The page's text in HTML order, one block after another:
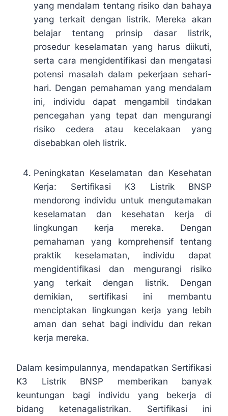
yang mendalam tentang risiko dan bahaya
yang terkait dengan listrik. Mereka akan
belajar tentang prinsip dasar listrik,
prosedur keselamatan yang harus diikuti,
serta cara mengidentifikasi dan mengatasi
potensi masalah dalam pekerjaan sehari-
hari. Dengan pemahaman yang mendalam
ini, individu dapat mengambil tindakan
pencegahan yang tepat dan mengurangi
risiko cedera atau kecelakaan yang
disebabkan oleh listrik.
Peningkatan Keselamatan dan Kesehatan
Kerja: Sertifikasi K3 Listrik BNSP
mendorong individu untuk mengutamakan
keselamatan dan kesehatan kerja di
lingkungan kerja mereka. Dengan
pemahaman yang komprehensif tentang
praktik keselamatan, individu dapat
mengidentifikasi dan mengurangi risiko
yang terkait dengan listrik. Dengan
demikian, sertifikasi ini membantu
menciptakan lingkungan kerja yang lebih
aman dan sehat bagi individu dan rekan
kerja mereka.
Dalam kesimpulannya, mendapatkan Sertifikasi
K3 Listrik BNSP memberikan banyak
keuntungan bagi individu yang bekerja di
bidang ketenagalistrikan. Sertifikasi ini